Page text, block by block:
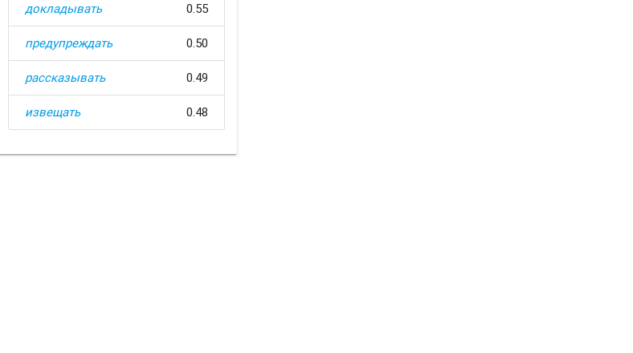
докладывать 0.55
предупреждать 0.50
рассказывать 0.49
извещать 0.48